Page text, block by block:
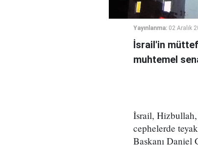
Yayınlanma: 02 Aralık
İsrail'in
muhtemel
İsrail,
cephelerde
Başkanı Daniel